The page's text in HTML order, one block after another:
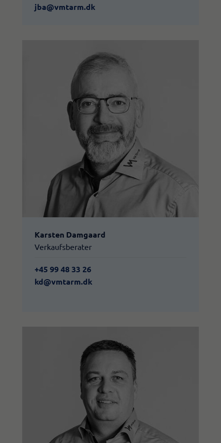
jba@vmtarm.dk
Karsten Damgaard
Verkaufsberater
+45 99 48 33 26
kd@vmtarm.dk